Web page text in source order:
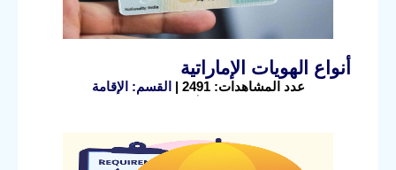
أنواع الهويات الإماراتية
عدد المشاهدات: 2491 | القسم: الإقامة